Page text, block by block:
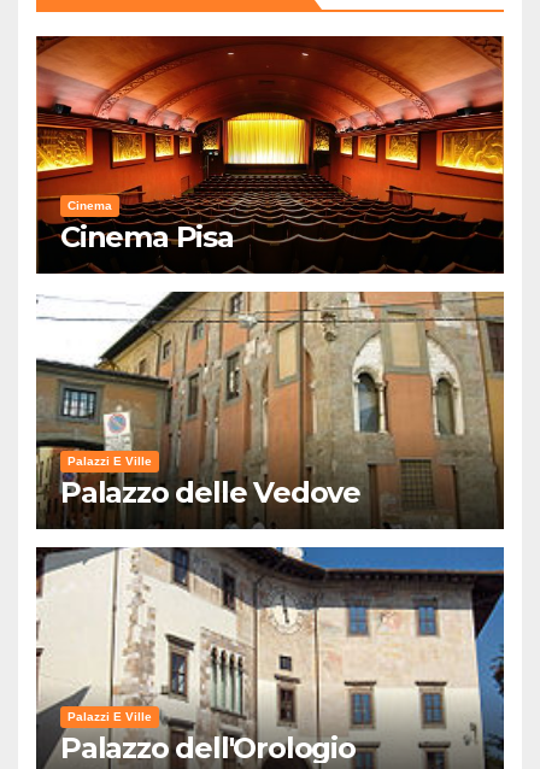
Cinema
Cinema Pisa
Palazzi E Ville
Palazzo delle Vedove
Palazzi E Ville
Palazzo dell'Orologio